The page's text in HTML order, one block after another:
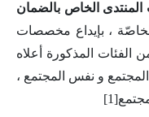
الخاص بالضمان
، بإيداع مخصصات
الفئات المذكورة أعلاه
و نفس المجتمع ،